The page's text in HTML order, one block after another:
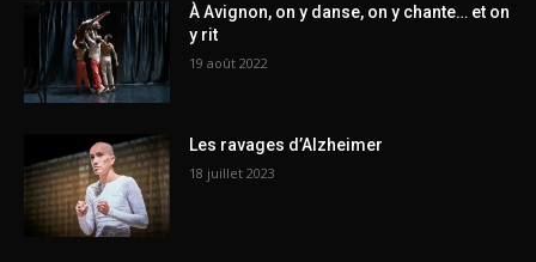
À Avignon, on y danse, on y chante… et on
y rit
19 août 2022
Les ravages d’Alzheimer
18 juillet 2023